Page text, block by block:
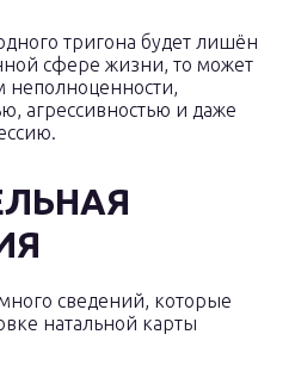
тригона будет лишён
сфере жизни, то может
неполноценности,
агрессивностью и даже
сведений, которые
натальной карты